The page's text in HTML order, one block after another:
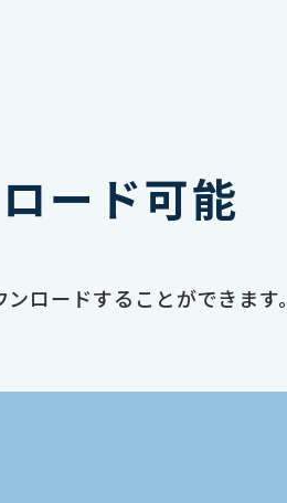
ード可能
ロードすることができます。